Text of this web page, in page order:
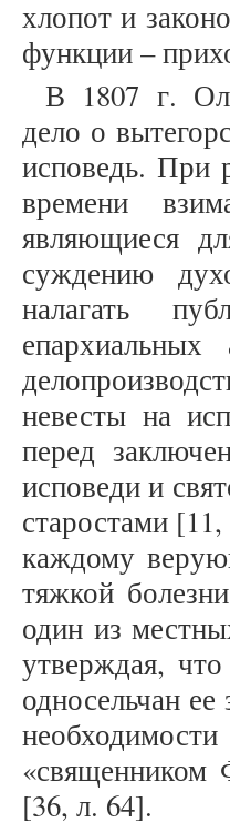
хлопот и
функции –
В 1807 г.
дело о
исповедь. При
времени
являющиеся
суждению
налагать
невесты на
перед
исповеди и
старостами
каждому
тяжкой
один из
утверждая,
односельчан
«священником
[36, л. 64].